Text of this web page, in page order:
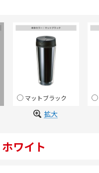
マットブラック
拡大
ホワイト